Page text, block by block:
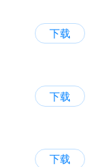
下载
下载
下载